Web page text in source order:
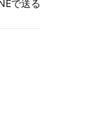
で送る